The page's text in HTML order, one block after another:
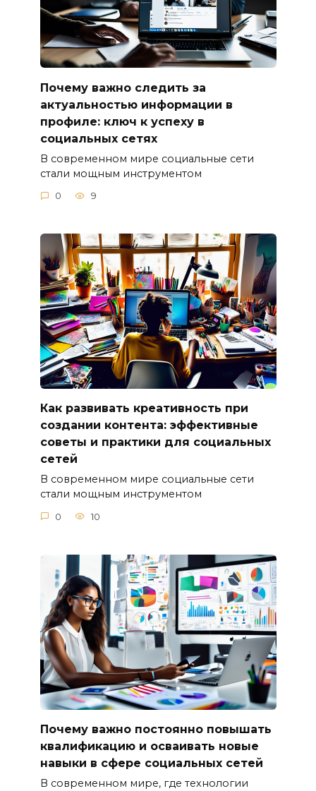
Почему важно следить за
актуальностью информации в
профиле: ключ к успеху в
социальных сетях
В современном мире социальные сети
стали мощным инструментом
0 9
Как развивать креативность при
создании контента: эффективные
советы и практики для социальных
сетей
В современном мире социальные сети
стали мощным инструментом
0 10
Почему важно постоянно повышать
квалификацию и осваивать новые
навыки в сфере социальных сетей
В современном мире, где технологии